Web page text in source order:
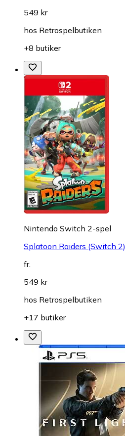
549 kr
hos Retrospelbutiken
+8 butiker
Nintendo Switch 2-spel
Splatoon Raiders (Switch 2)
fr.
549 kr
hos Retrospelbutiken
+17 butiker